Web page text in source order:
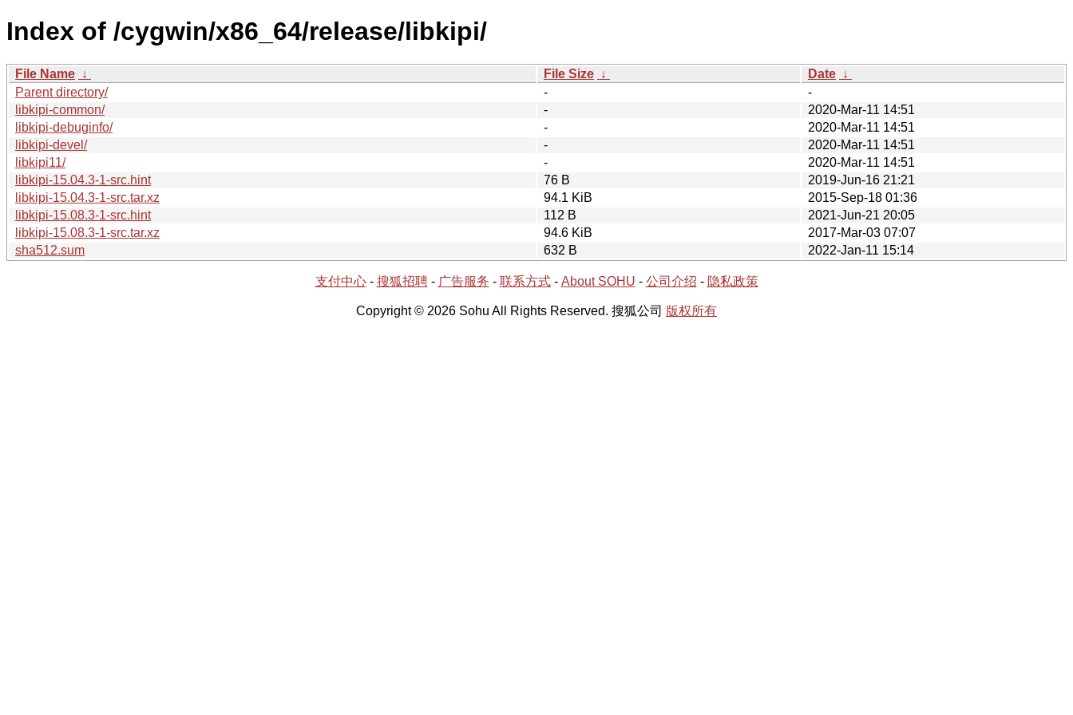
Index of /cygwin/x86_64/release/libkipi/
File Name ↓ File Size ↓ Date ↓
Parent directory/
-
-
libkipi-common/
-
2020-Mar-11 14:51
libkipi-debuginfo/
-
2020-Mar-11 14:51
libkipi-devel/
-
2020-Mar-11 14:51
libkipi11/
-
2020-Mar-11 14:51
libkipi-15.04.3-1-src.hint
76 B
2019-Jun-16 21:21
libkipi-15.04.3-1-src.tar.xz
94.1 KiB
2015-Sep-18 01:36
libkipi-15.08.3-1-src.hint
112 B
2021-Jun-21 20:05
libkipi-15.08.3-1-src.tar.xz
94.6 KiB
2017-Mar-03 07:07
sha512.sum
632 B 2022-Jan-11 15:14
支付中心- 搜狐招聘- 广告服务 - 联系方式- About SOHU - 公司介绍 - 隐私政策
Copyright © 2026 Sohu All Rights Reserved. 搜狐公司 版权所有